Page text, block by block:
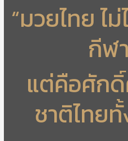
“มวยไทย ไ
กีฬา
แต่คือศัก
ชาติไทย